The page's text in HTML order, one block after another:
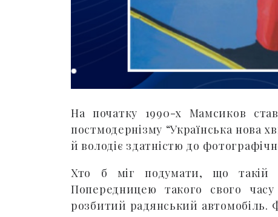
На початку 1990-х Мамсиков
постмодернізму “Українська нова
й володіє здатністю до
Хто б міг подумати, що такій
Попередницею такого свого
розбитий радянський автомобіль.